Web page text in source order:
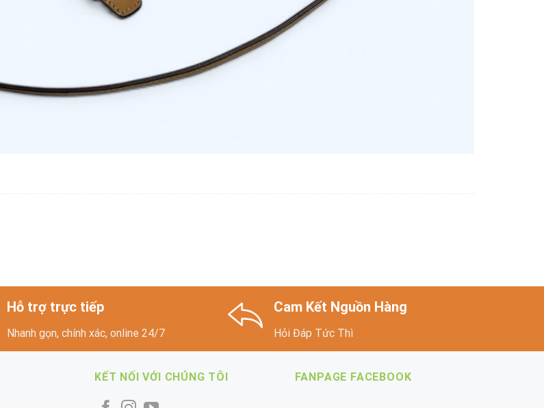
Hỗ trợ trực tiếp
Nhanh gọn, chính xác, online 24/7
Cam Kết Nguồn Hàng
Hỏi Đáp Tức Thì
KẾT NỐI VỚI CHÚNG TÔI FANPAGE FACEBOOK